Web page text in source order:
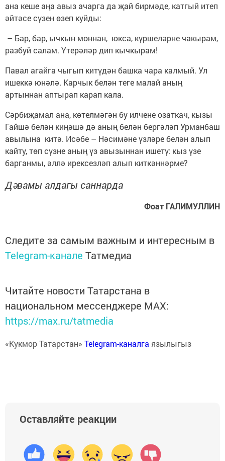
ана кеше аңа авыз ачарга да җай бирмәде, катгый итеп
әйтәсе сүзен өзеп куйды:
– Бар, бар, ычкын моннан, юкса, күршеләрне чакырам,
разбуй салам. Үтерәләр дип кычкырам!
Павал агайга чыгып китүдән башка чара калмый. Ул
ишеккә юнәлә. Карчык белән теге малай аның
артыннан аптырап карап кала.
Сәрбиҗамал ана, көтелмәгән бу илчене озаткач, кызы
Гайшә белән киңәшә дә аның белән бергәләп Урманбаш
авылына китә. Исәбе – Нәсимәне үзләре белән алып
кайту, төп сүзне аның үз авызыннан ишетү: кыз үзе
барганмы, әллә ирексезләп алып киткәннәрме?
Дәвамы алдагы саннарда
Фоат ГАЛИМУЛЛИН
Следите за самым важным и интересным в
Telegram-канале Татмедиа
Читайте новости Татарстана в
национальном мессенджере MАХ:
https://max.ru/tatmedia
«Кукмор Татарстан» Telegram-каналга язылыгыз
Оставляйте реакции